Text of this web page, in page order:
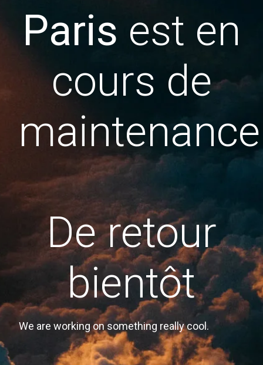
Paris est en
cours de
maintenance
De retour
bientôt
We are working on something really cool.